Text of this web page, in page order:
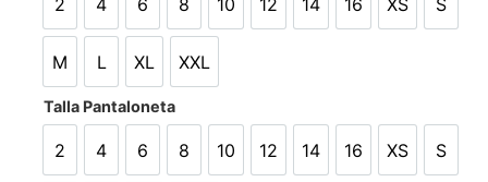
2 4 6 8 10 12 14 16 XS S
M
M
L
L
XL
XL
XXL
XXL
Talla Pantaloneta
2
2
4
4
6
6
8
8
10
10
12
12
14
14
16
16
XS
XS
S
S